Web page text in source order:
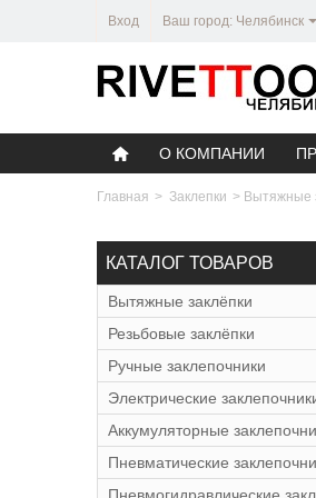
Вход Ваш город: Челябинск
О КОМПАНИИ
Главная > Заклепки > Вытяжные
КАТАЛОГ ТОВАРОВ
Вытяжные заклёпки
Резьбовые заклёпки
Ручные заклепочники
Электрические
Аккумуляторные
Пневматические